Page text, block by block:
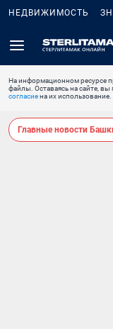
НЕДВИЖИМОСТЬ
На информационном ресурсе
файлы. Оставаясь на сайте, вы
согласиена их использование.
Главные новости